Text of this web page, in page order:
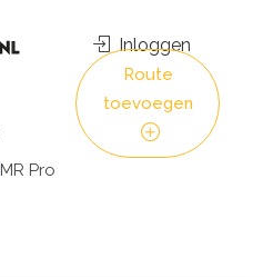
MR Pro
Inloggen
Route
toevoegen